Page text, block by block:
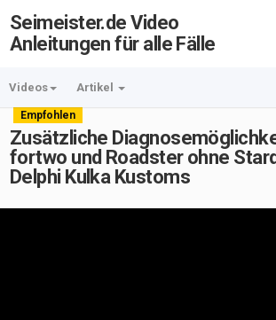
Seimeister.de Video
Anleitungen für alle Fälle
Videos Artikel
Empfohlen
Zusätzliche
fortwo und Roadster ohne
Delphi Kulka Kustoms